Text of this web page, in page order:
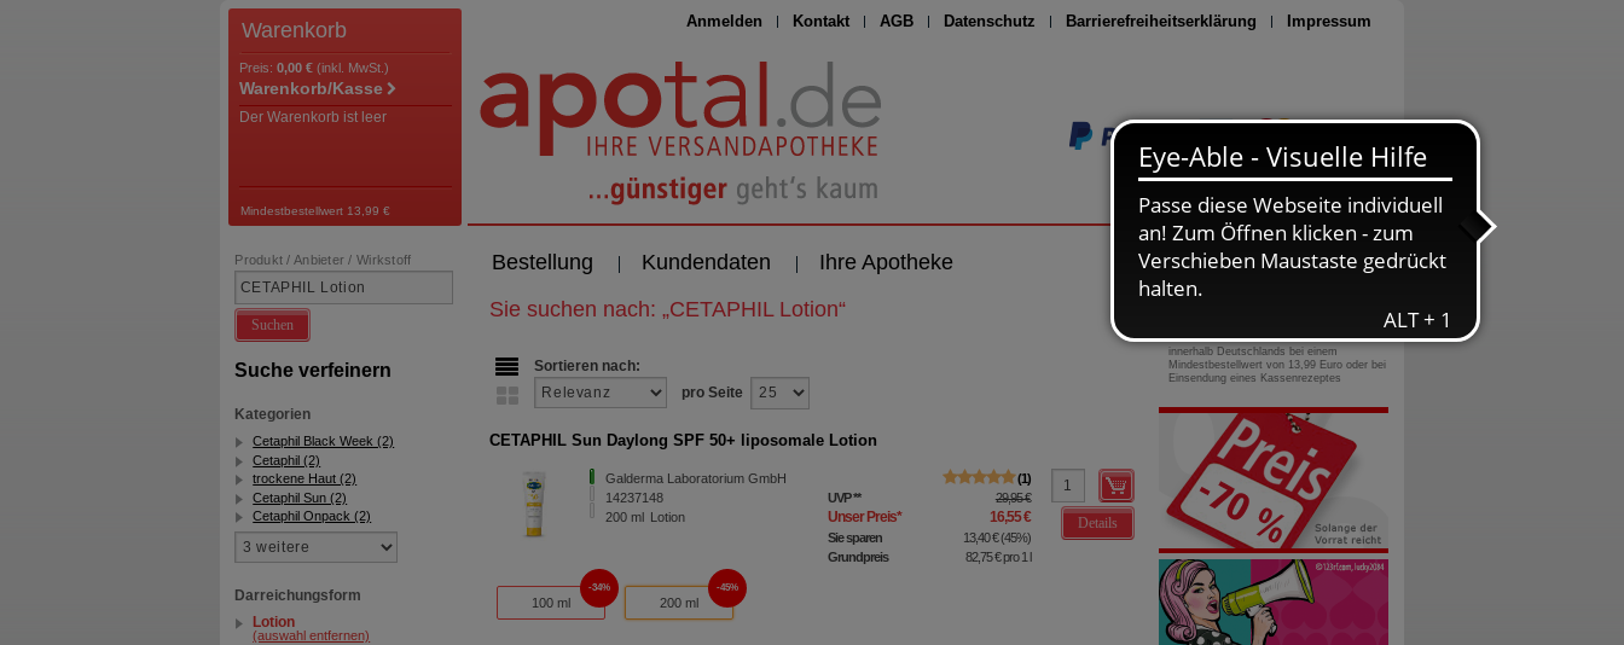
Anmelden Kontakt AGB Datenschutz Barrierefreiheitserklärung Impressum
Seite drucken
Warenkorb
Preis: 0,00 € (inkl. MwSt.)
Warenkorb/Kasse
Der Warenkorb ist leer
Mindestbestellwert 13,99 €
Bestellung Kundendaten Ihre Apotheke
Produkt / Anbieter / Wirkstoff
Suchen
Suche verfeinern
Kategorien
Cetaphil Black Week (2)
Cetaphil (2)
trockene Haut (2)
Cetaphil Sun (2)
Cetaphil Onpack (2)
Darreichungsform
Lotion
(auswahl entfernen)
Sie suchen nach: „CETAPHIL Lotion“
Sortieren nach:
pro Seite
CETAPHIL Sun Daylong SPF 50+ liposomale Lotion
Galderma Laboratorium GmbH
14237148
200 ml Lotion
1
UVP** 29,95 €
Unser Preis* 16,55 €
Sie sparen 13,40 €(45%)
Grundpreis
82,75 €pro 1 l
Details
100 ml
34%
200 ml
45%
0800-10 11 422
gebührenfreie Rufnummer
innerhalb Deutschlands bei einem
Mindestbestellwert von 13,99 Euro oder bei
Einsendung eines Kassenrezeptes